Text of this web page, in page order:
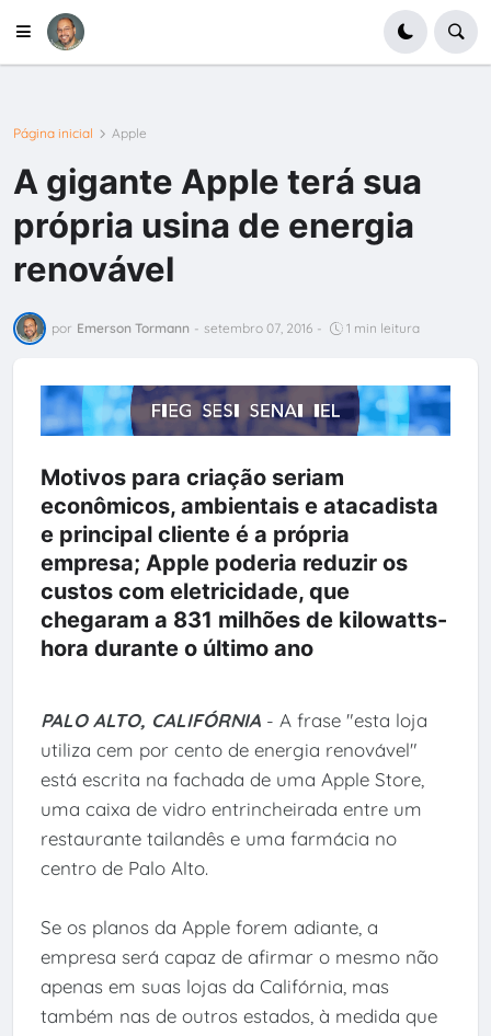
Página inicial Apple
A gigante Apple terá sua
própria usina de energia
renovável
por Emerson Tormann - setembro 07, 2016 - 1 min leitura
Motivos para criação seriam
econômicos, ambientais e atacadista
e principal cliente é a própria
empresa; Apple poderia reduzir os
custos com eletricidade, que
chegaram a 831 milhões de kilowatts-
hora durante o último ano
PALO ALTO, CALIFÓRNIA- A frase "esta loja
utiliza cem por cento de energia renovável"
está escrita na fachada de uma Apple Store,
uma caixa de vidro entrincheirada entre um
restaurante tailandês e uma farmácia no
centro de Palo Alto.
Se os planos da Apple forem adiante, a
empresa será capaz de afirmar o mesmo não
apenas em suas lojas da Califórnia, mas
também nas de outros estados, à medida que